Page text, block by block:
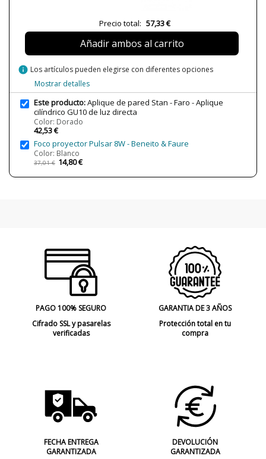
Alimentación
100V-240V
GU10
Potencia en Vatios
max. 8W
Bombilla Incluida?
Clase
Clase I
Certificados
CE
Tipo de Lámpara
Precio total: 57,33 €
Añadir ambos al carrito
info Los artículos pueden elegirse con diferentes opciones
Mostrar detalles
Este producto:Aplique de pared Stan - Faro - Aplique
cilíndrico GU10 de luz directa
Color: Dorado
42,53 €
Foco proyector Pulsar 8W - Beneito & Faure
Color: Blanco
37,01 € 14,80 €
PAGO 100% SEGURO
Cifrado SSL y pasarelas
verificadas
GARANTIA DE 3 AÑOS
Protección total en tu
compra
FECHA ENTREGA
GARANTIZADA
DEVOLUCIÓN
GARANTIZADA